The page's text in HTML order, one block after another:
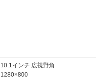
10.1インチ 広視野角
1280×800